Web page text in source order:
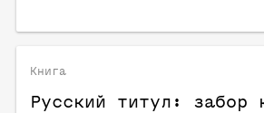
Книга
Русский титул: забор